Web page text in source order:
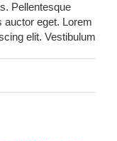
Pellentesque
auctor eget. Lorem
elit. Vestibulum